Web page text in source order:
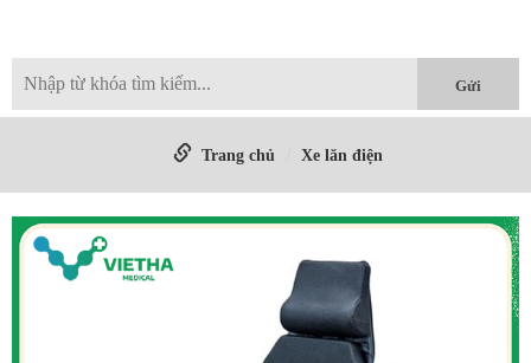
Trang chủ Xe lăn điện